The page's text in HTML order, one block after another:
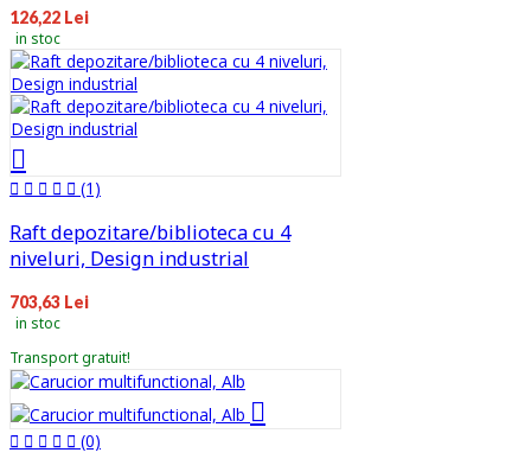
126,22 Lei
in stoc
(1)
Raft depozitare/biblioteca cu 4
niveluri, Design industrial
703,63 Lei
in stoc
Transport gratuit!
(0)